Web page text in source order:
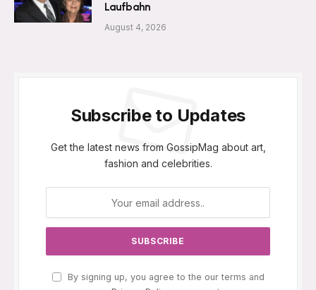
Laufbahn
August 4, 2026
Subscribe to Updates
Get the latest news from GossipMag about art,
fashion and celebrities.
By signing up, you agree to the our terms and